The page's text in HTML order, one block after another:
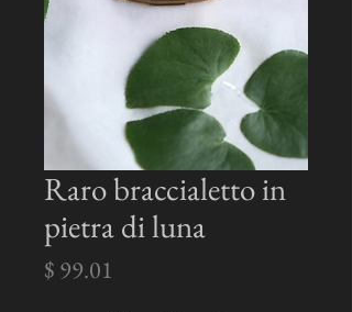
Raro braccialetto in
pietra di luna
$ 99.01